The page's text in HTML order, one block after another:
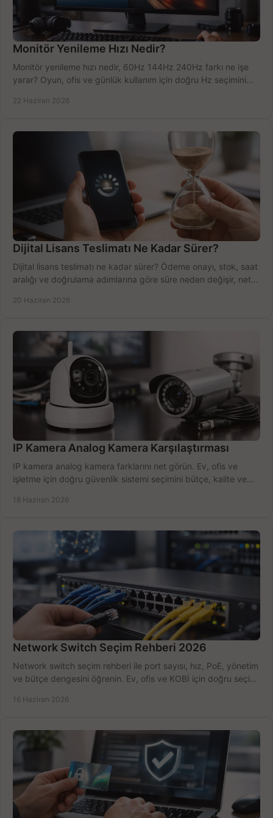
Monitör Yenileme Hızı Nedir?
Monitör yenileme hızı nedir, 60Hz 144Hz 240Hz farkı ne işe
yarar? Oyun, ofis ve günlük kullanım için doğru Hz seçimini
22 Haziran 2026
Dijital Lisans Teslimatı Ne Kadar Sürer?
Dijital lisans teslimatı ne kadar sürer? Ödeme onayı, stok, saat
aralığı ve doğrulama adımlarına göre süre neden değişir, net
20 Haziran 2026
IP Kamera Analog Kamera Karşılaştırması
IP kamera analog kamera farklarını net görün. Ev, ofis ve
işletme için doğru güvenlik sistemi seçimini bütçe, kalite ve
18 Haziran 2026
Network Switch Seçim Rehberi 2026
Network switch seçim rehberi ile port sayısı, hız, PoE, yönetim
ve bütçe dengesini öğrenin. Ev, ofis ve KOBİ için doğru seçimi
16 Haziran 2026